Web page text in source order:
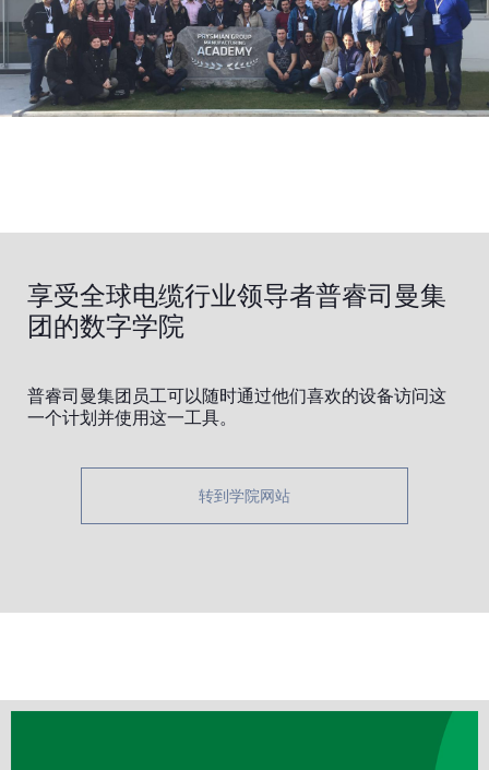
享受全球电缆行业领导者普睿司曼集
团的数字学院
普睿司曼集团员工可以随时通过他们喜欢的设备访问这
一个计划并使用这一工具。
转到学院网站